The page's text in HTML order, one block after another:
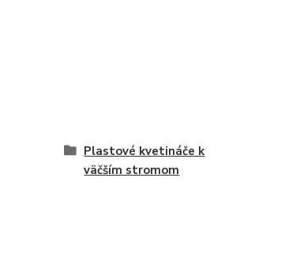
Plastové kvetináče k
väčším stromom